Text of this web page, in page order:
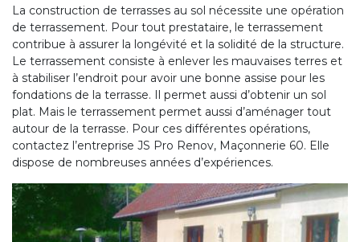
La construction de terrasses au sol nécessite une opération
de terrassement. Pour tout prestataire, le terrassement
contribue à assurer la longévité et la solidité de la structure.
Le terrassement consiste à enlever les mauvaises terres et
à stabiliser l’endroit pour avoir une bonne assise pour les
fondations de la terrasse. Il permet aussi d’obtenir un sol
plat. Mais le terrassement permet aussi d’aménager tout
autour de la terrasse. Pour ces différentes opérations,
contactez l’entreprise JS Pro Renov, Maçonnerie 60. Elle
dispose de nombreuses années d’expériences.